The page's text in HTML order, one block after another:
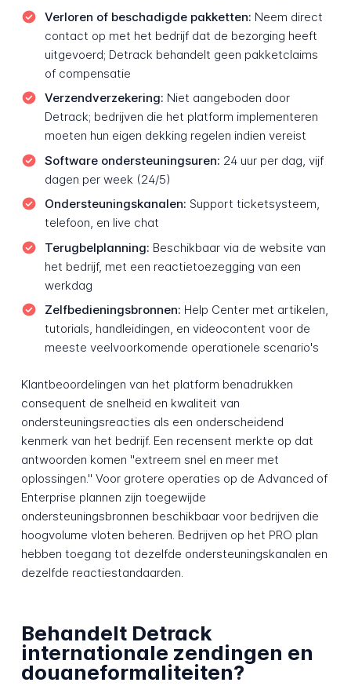
Verloren of beschadigde pakketten: Neem direct
contact op met het bedrijf dat de bezorging heeft
uitgevoerd; Detrack behandelt geen pakketclaims
of compensatie
Verzendverzekering: Niet aangeboden door
Detrack; bedrijven die het platform implementeren
moeten hun eigen dekking regelen indien vereist
Software ondersteuningsuren: 24 uur per dag, vijf
dagen per week (24/5)
Ondersteuningskanalen: Support ticketsysteem,
telefoon, en live chat
Terugbelplanning: Beschikbaar via de website van
het bedrijf, met een reactietoezegging van een
werkdag
Zelfbedieningsbronnen: Help Center met artikelen,
tutorials, handleidingen, en videocontent voor de
meeste veelvoorkomende operationele scenario's
Klantbeoordelingen van het platform benadrukken
consequent de snelheid en kwaliteit van
ondersteuningsreacties als een onderscheidend
kenmerk van het bedrijf. Een recensent merkte op dat
antwoorden komen "extreem snel en meer met
oplossingen." Voor grotere operaties op de Advanced of
Enterprise plannen zijn toegewijde
ondersteuningsbronnen beschikbaar voor bedrijven die
hoogvolume vloten beheren. Bedrijven op het PRO plan
hebben toegang tot dezelfde ondersteuningskanalen en
dezelfde reactiestandaarden.
Behandelt Detrack
internationale zendingen en
douaneformaliteiten?